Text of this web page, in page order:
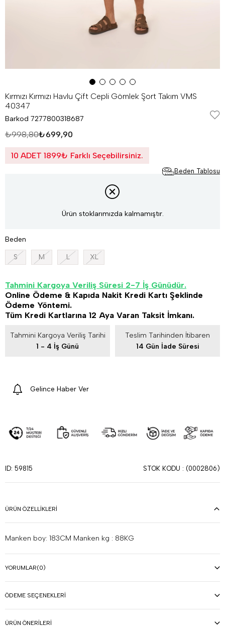
Kırmızı Kırmızı Havlu Çift Cepli Gömlek Şort Takım VMS
40347
Barkod 7277800318687
₺998,80₺699,90
10 ADET 1899₺ Farklı Seçebilirsiniz.
Beden Tablosu
Ürün stoklarımızda kalmamıştır.
Beden
S M L XL
Tahmini Kargoya Veriliş Süresi 2-7 İş Günüdür.
Online Ödeme & Kapıda Nakit Kredi Kartı Şeklinde
Ödeme Yöntemi.
Tüm Kredi Kartlarına 12 Aya Varan Taksit İmkanı.
Tahmini Kargoya Veriliş Tarihi
1 - 4 İş Günü
Teslim Tarihinden İtibaren
14 Gün İade Süresi
Gelince Haber Ver
ID: 59815 STOK KODU (0002806)
ÜRÜN ÖZELLIKLERI
Manken boy: 183CM Manken kg : 88KG
YORUMLAR(0)
ÖDEME SEÇENEKLERI
ÜRÜN ÖNERILERI